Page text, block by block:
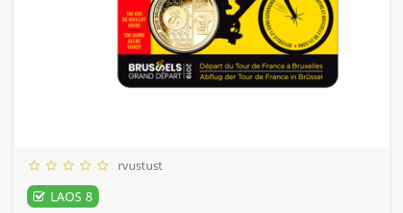
rvustust
LAOS 8